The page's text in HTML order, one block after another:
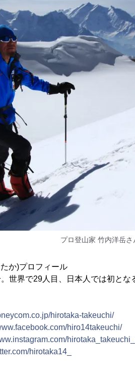
プロ登山家 竹内洋岳さ
か)プロフィール
世界で29人目、日本人では初と
hirotaka-takeuchi/
hiro14takeuchi/
hirotaka14_